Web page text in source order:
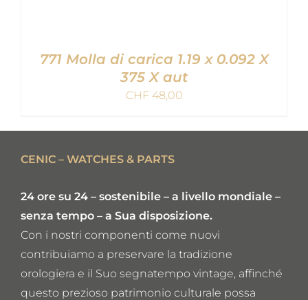
AGGIUNGI AL CARRELLO
/
771 Molla di carica 1.19 x 0.092 X
375 X aut
CHF48,00
CENIC – WATCHES & PARTS
24 ore su 24 – sostenibile – a livello mondiale –
senza tempo – a Sua disposizione.
Con i nostri componenti come nuovi
contribuiamo a preservare la tradizione
orologiera e il Suo segnatempo vintage, affinché
questo prezioso patrimonio culturale possa